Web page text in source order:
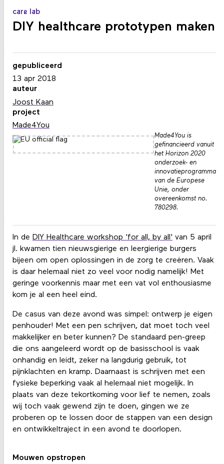
care lab
DIY healthcare prototypen maken
In de DIY Healthcare workshop 'for all, by all' van 5 april
jl. kwamen tien nieuwsgierige en leergierige burgers
bijeen om open oplossingen in de zorg te creëren. Vaak
is daar helemaal niet zo veel voor nodig namelijk! Met
geringe voorkennis maar met een vat vol enthousiasme
kom je al een heel eind.
De casus van deze avond was simpel: ontwerp je eigen
penhouder! Met een pen schrijven, dat moet toch veel
makkelijker en beter kunnen? De standaard pen-greep
die ons aangeleerd wordt op de basisschool is vaak
onhandig en leidt, zeker na langdurig gebruik, tot
pijnklachten en kramp. Daarnaast is schrijven met een
fysieke beperking vaak al helemaal niet mogelijk. In
plaats van deze tekortkoming voor lief te nemen, zoals
wij toch vaak gewend zijn te doen, gingen we ze
proberen op te lossen door de stappen van een design
en ontwikkeltraject in een avond te doorlopen.
Mouwen opstropen
gepubliceerd
13 apr 2018
auteur
Joost Kaan
project
Made4You
Made4You is
gefinancieerd vanuit
het Horizon 2020
onderzoek- en
innovatieprogramma
van de Europese
Unie, onder
overeenkomst no.
780298.